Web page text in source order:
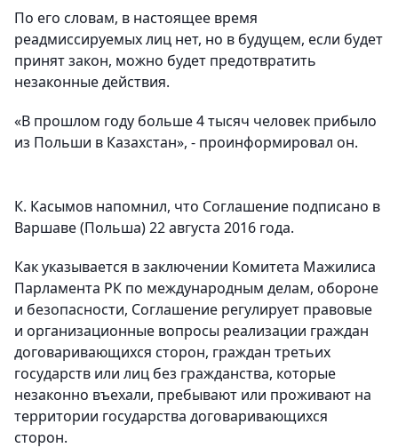
По его словам, в настоящее время
реадмиссируемых лиц нет, но в будущем, если будет
принят закон, можно будет предотвратить
незаконные действия.
«В прошлом году больше 4 тысяч человек прибыло
из Польши в Казахстан», - проинформировал он.
К. Касымов напомнил, что Соглашение подписано в
Варшаве (Польша) 22 августа 2016 года.
Как указывается в заключении Комитета Мажилиса
Парламента РК по международным делам, обороне
и безопасности, Соглашение регулирует правовые
и организационные вопросы реализации граждан
договаривающихся сторон, граждан третьих
государств или лиц без гражданства, которые
незаконно въехали, пребывают или проживают на
территории государства договаривающихся
сторон.